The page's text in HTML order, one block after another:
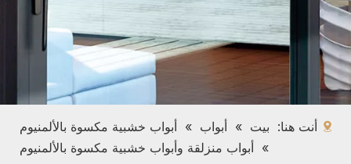
أنت هنا: بيت » أبواب » أبواب خشبية مكسوة بالألمنيوم
» أبواب منزلقة وأبواب خشبية مكسوة بالألمنيوم